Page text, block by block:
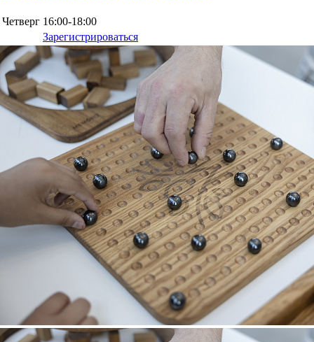
Четверг 16:00-18:00
Зарегистрироваться